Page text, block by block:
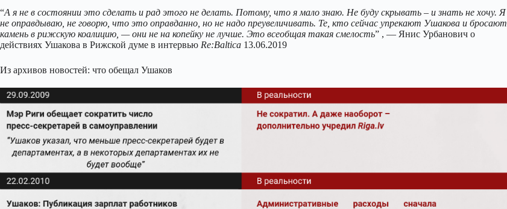
“А я не в состоянии это сделать и рад этого не делать. Потому, что я мало знаю. Не буду скрывать – и знать не хочу. Я
не оправдываю, не говорю, что это оправданно, но не надо преувеличивать. Те, кто сейчас упрекают Ушакова и бросают
камень в рижскую коалицию, — они не на копейку не лучше. Это всеобщая такая смелость” , — Янис Урбанович о
действиях Ушакова в Рижской думе в интервью Re:Baltica 13.06.2019
Из архивов новостей: что обещал Ушаков